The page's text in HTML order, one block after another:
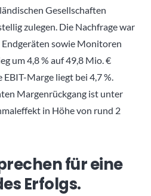
Gesellschaften
zulegen. Die Nachfrage war
sowie Monitoren
um 4,8 % auf 49,8 Mio. €
Marge liegt bei 4,7 %.
Margenrückgang ist unter
in Höhe von rund 2
für eine
Erfolgs.